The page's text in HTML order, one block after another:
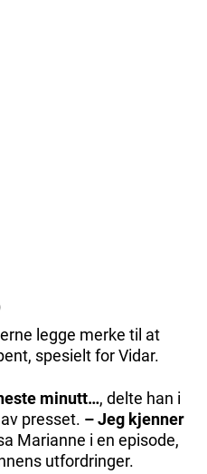
legge merke til at
spesielt for Vidar.
minutt…, delte han i
presset. – Jeg kjenner
Marianne i en episode,
utfordringer.